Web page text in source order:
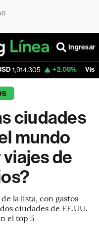
Ingresar
+2.08% Visa 368.80
ciudades
mundo
de
la lista, con gastos
ciudades de EE.UU.
el top 5